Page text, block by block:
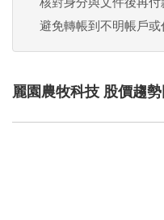
避免轉帳到不明帳戶
麗園農牧科技 股價趨勢